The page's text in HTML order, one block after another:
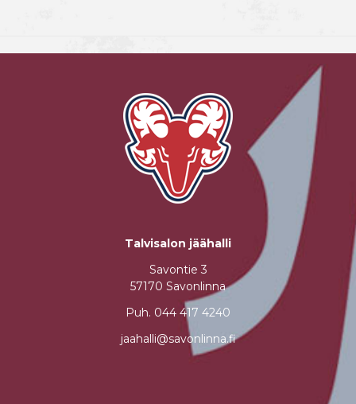
Talvisalon jäähalli
Savontie 3
57170 Savonlinna
Puh. 044 417 4240
jaahalli@savonlinna.fi